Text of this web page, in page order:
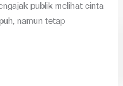
publik melihat cinta
namun tetap